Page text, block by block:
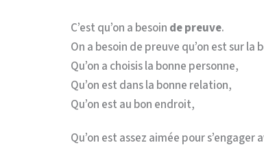
C’est qu’on a besoin de preuve.
On a besoin de preuve qu’on est sur la
Qu’on a choisis la bonne personne,
Qu’on est dans la bonne relation,
Qu’on est au bon endroit,
Qu’on est assez aimée pour s’engager